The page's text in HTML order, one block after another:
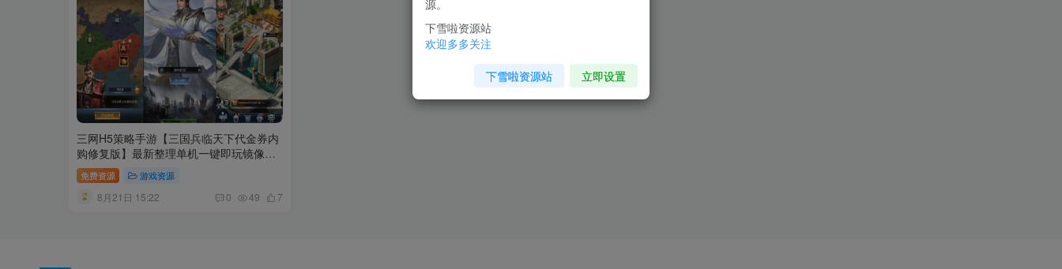
三网H5策略手游【三国兵临天下代金券内
购修复版】最新整理单机一键即玩镜像端
+Linux手工服务端+管理后台+GM授权后
台+简易安卓客户端+详细搭建教程+视频
教程
免费资源 游戏资源
8月21日 15:22 0 49 7
源。
下雪啦资源站
欢迎多多关注
下雪啦资源站 立即设置